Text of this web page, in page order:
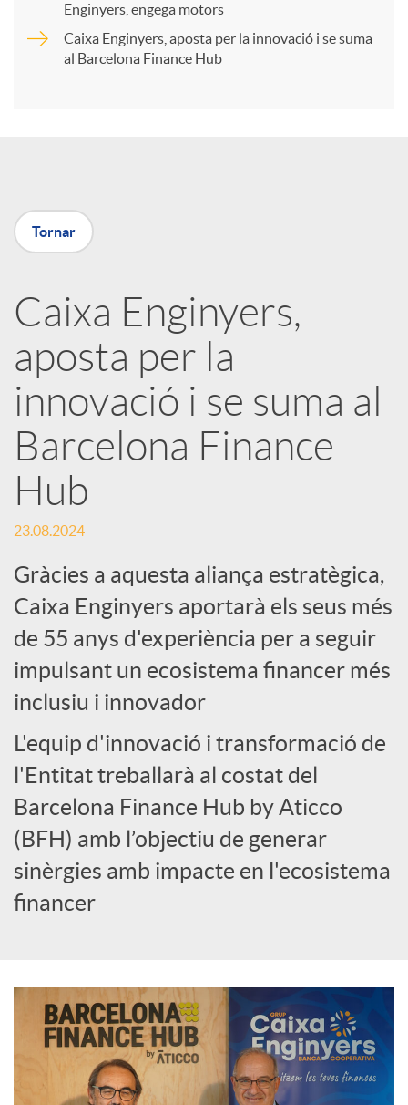
r
r
a
X
a
r
x
e
s
S
o
c
i
a
s
Enginyers, engega motors
Caixa Enginyers, aposta per la innovació i se suma
al Barcelona Finance Hub
Tornar
Caixa Enginyers,
aposta per la
innovació i se suma al
Barcelona Finance
Hub
23.08.2024
Gràcies a aquesta aliança estratègica,
Caixa Enginyers aportarà els seus més
de 55 anys d'experiència per a seguir
impulsant un ecosistema financer més
inclusiu i innovador
L'equip d'innovació i transformació de
l'Entitat treballarà al costat del
Barcelona Finance Hub by Aticco
(BFH) amb l’objectiu de generar
sinèrgies amb impacte en l'ecosistema
financer